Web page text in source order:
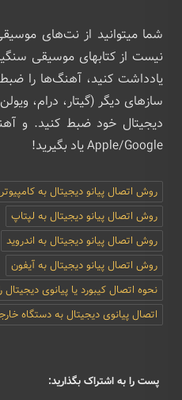
شما میتوانید از نت‌های
نیست از کتابهای موسیقی
یادداشت کنید، آهنگ‌ها را ضبط
سازهای دیگر (گیتار، درام،
دیجیتال خود ضبط کنید. و
Apple/Google یاد بگیرید!
روش اتصال پیانو دیجیتال به کامپیوتر
روش اتصال پیانو دیجیتال به لپتاپ
روش اتصال پیانو دیجیتال به اندروید
روش اتصال پیانو دیجیتال به آیفون
نحوه اتصال کیبورد یا پیانوی دیجیتال
اتصال پیانوی دیجیتال به دستگاه
پست را به اشتراک بگذارید: